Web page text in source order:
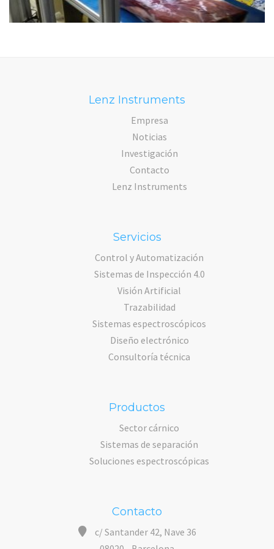
Lenz Instruments
Empresa
Noticias
Investigación
Contacto
Lenz Instruments
Servicios
Control y Automatización
Sistemas de Inspección 4.0
Visión Artificial
Trazabilidad
Sistemas espectroscópicos
Diseño electrónico
Consultoría técnica
Productos
Sector cárnico
Sistemas de separación
Soluciones espectroscópicas
Contacto
c/ Santander 42, Nave 36